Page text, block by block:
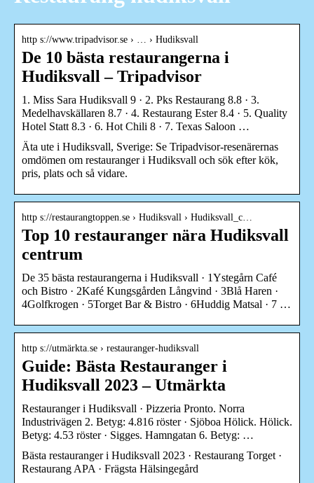
http s://www.tripadvisor.se › … › Hudiksvall
De 10 bästa restaurangerna i
Hudiksvall – Tripadvisor
1. Miss Sara Hudiksvall 9 · 2. Pks Restaurang 8.8 · 3.
Medelhavskällaren 8.7 · 4. Restaurang Ester 8.4 · 5. Quality
Hotel Statt 8.3 · 6. Hot Chili 8 · 7. Texas Saloon …
Äta ute i Hudiksvall, Sverige: Se Tripadvisor-resenärernas
omdömen om restauranger i Hudiksvall och sök efter kök,
pris, plats och så vidare.
http s://restaurangtoppen.se › Hudiksvall › Hudiksvall_c…
Top 10 restauranger nära Hudiksvall
centrum
De 35 bästa restaurangerna i Hudiksvall · 1Ystegårn Café
och Bistro · 2Kafé Kungsgården Långvind · 3Blå Haren ·
4Golfkrogen · 5Torget Bar & Bistro · 6Huddig Matsal · 7 …
http s://utmärkta.se › restauranger-hudiksvall
Guide: Bästa Restauranger i
Hudiksvall 2023 – Utmärkta
Restauranger i Hudiksvall · Pizzeria Pronto. Norra
Industrivägen 2. Betyg: 4.816 röster · Sjöboa Hölick. Hölick.
Betyg: 4.53 röster · Sigges. Hamngatan 6. Betyg: …
Bästa restauranger i Hudiksvall 2023 · Restaurang Torget ·
Restaurang APA · Frägsta Hälsingegård